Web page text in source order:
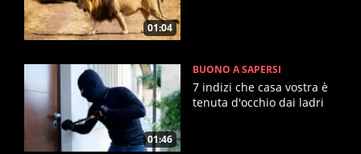
01:04
01:46
BUONO A SAPERSI
7 indizi che casa vostra è
tenuta d'occhio dai ladri